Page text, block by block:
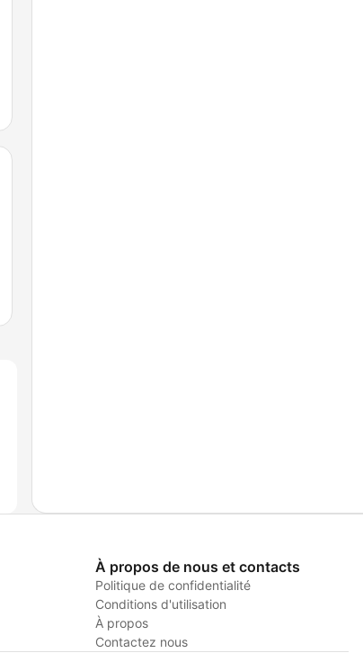
À propos de nous et contacts
Politique de confidentialité
Conditions d'utilisation
À propos
Contactez nous